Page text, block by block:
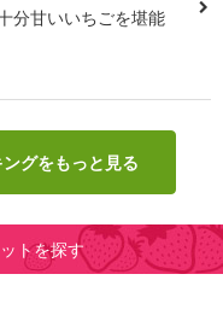
分甘いいちごを堪能
グをもっと見る
トを探す